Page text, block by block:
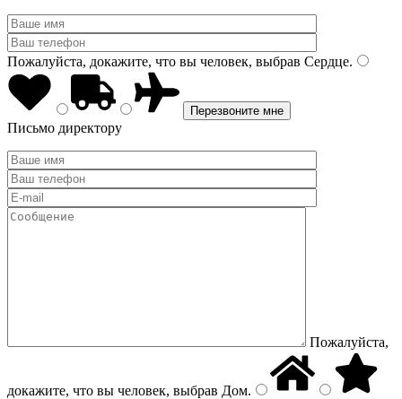
Пожалуйста, докажите, что вы человек, выбрав Сердце.
Письмо директору
Пожалуйста,
докажите, что вы человек, выбрав Дом.